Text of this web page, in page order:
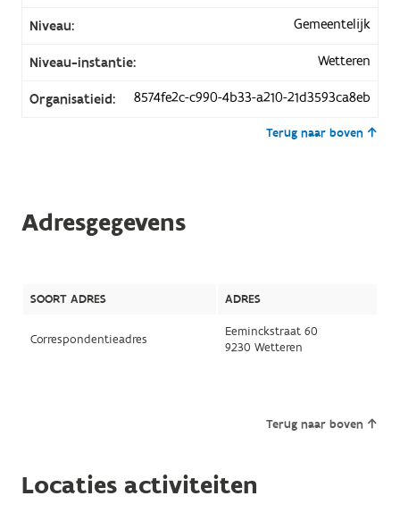
Niveau: Gemeentelijk
Niveau-instantie: Wetteren
Organisatieid: 8574fe2c-c990-4b33-a210-21d3593ca8eb
Terug naar boven
Adresgegevens
SOORT ADRES ADRES
Correspondentieadres
Eeminckstraat 60
9230 Wetteren
Terug naar boven
Locaties activiteiten